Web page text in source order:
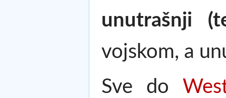
unutrašnji
vojskom, a
Sve do